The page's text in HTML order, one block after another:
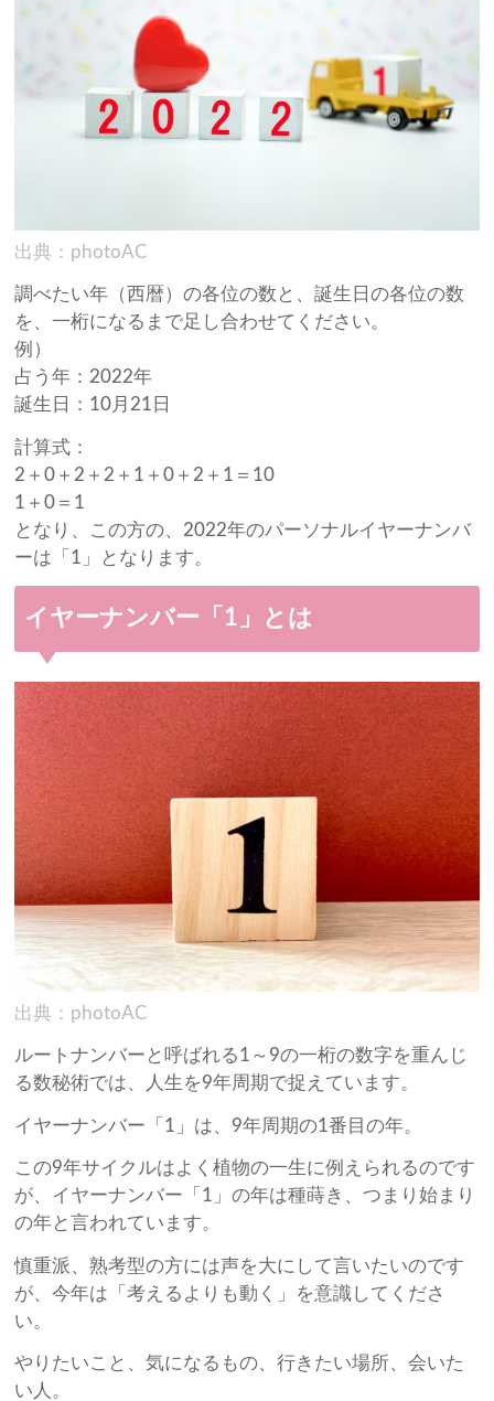
出典：photoAC
調べたい年（西暦）の各位の数と、誕生日の各位の数
を、一桁になるまで足し合わせてください。
例）
占う年：2022年
誕生日：10月21日
計算式：
2＋0＋2＋2＋1＋0＋2＋1＝10
1＋0＝1
となり、この方の、2022年のパーソナルイヤーナンバ
ーは「1」となります。
イヤーナンバー「1」とは
出典：photoAC
ルートナンバーと呼ばれる1～9の一桁の数字を重んじ
る数秘術では、人生を9年周期で捉えています。
イヤーナンバー「1」は、9年周期の1番目の年。
この9年サイクルはよく植物の一生に例えられるのです
が、イヤーナンバー「1」の年は種蒔き、つまり始まり
の年と言われています。
慎重派、熟考型の方には声を大にして言いたいのです
が、今年は「考えるよりも動く」を意識してくださ
い。
やりたいこと、気になるもの、行きたい場所、会いた
い人。